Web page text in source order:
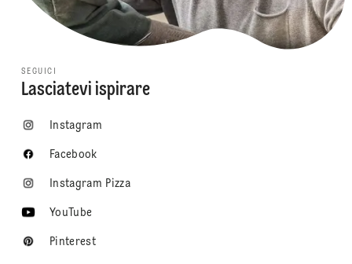
SEGUICI
Lasciatevi ispirare
Instagram
Facebook
Instagram Pizza
YouTube
Pinterest